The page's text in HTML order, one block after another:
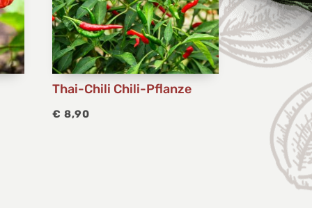
Thai-Chili Chili-Pflanze
€ 8,90